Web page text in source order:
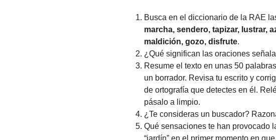
Busca en el diccionario de la RAE
marcha, sendero, tapizar, lustrar,
maldición, gozo, disfrute.
¿Qué significan las oraciones
Resume el texto en unas 50
un borrador. Revisa tu escrito y
de ortografía que detectes en él.
pásalo a limpio.
¿Te consideras un buscador?
Qué sensaciones te
“jardín” en el primer